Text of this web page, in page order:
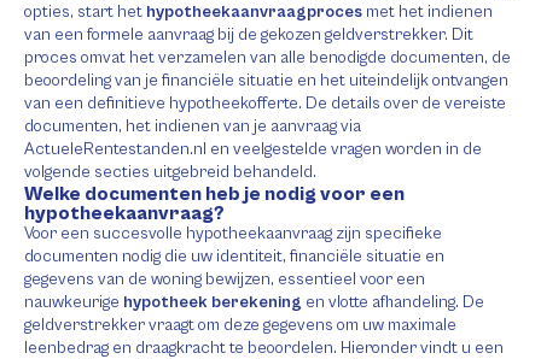
opties, start het hypotheekaanvraagproces met het indienen
van een formele aanvraag bij de gekozen geldverstrekker. Dit
proces omvat het verzamelen van alle benodigde documenten, de
beoordeling van je financiële situatie en het uiteindelijk ontvangen
van een definitieve hypotheekofferte. De details over de vereiste
documenten, het indienen van je aanvraag via
ActueleRentestanden.nl en veelgestelde vragen worden in de
volgende secties uitgebreid behandeld.
Welke documenten heb je nodig voor een
hypotheekaanvraag?
Voor een succesvolle hypotheekaanvraag zijn specifieke
documenten nodig die uw identiteit, financiële situatie en
gegevens van de woning bewijzen, essentieel voor een
nauwkeurige hypotheek berekening en vlotte afhandeling. De
geldverstrekker vraagt om deze gegevens om uw maximale
leenbedrag en draagkracht te beoordelen. Hieronder vindt u een